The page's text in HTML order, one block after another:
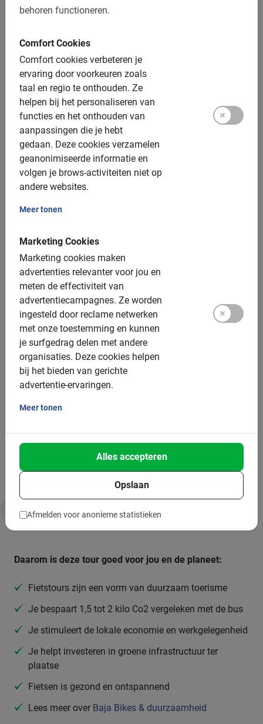
behoren functioneren.
Comfort Cookies
Comfort cookies verbeteren je
ervaring door voorkeuren zoals
taal en regio te onthouden. Ze
helpen bij het personaliseren van
functies en het onthouden van
aanpassingen die je hebt
gedaan. Deze cookies verzamelen
geanonimiseerde informatie en
volgen je brows-activiteiten niet op
andere websites.
Meer tonen
Marketing Cookies
Marketing cookies maken
advertenties relevanter voor jou en
meten de effectiviteit van
advertentiecampagnes. Ze worden
ingesteld door reclame netwerken
met onze toestemming en kunnen
je surfgedrag delen met andere
organisaties. Deze cookies helpen
bij het bieden van gerichte
advertentie-ervaringen.
Meer tonen
Opslaan
Alles accepteren
Afmelden voor anonieme statistieken
Toegankelijk voor alle fietsers
Inclusief:
Gebruik van de fiets
De Nederlandse gids
Een top ervaring!
Fotomomenten
Extra opties:
Kinderfietsen: v.a. 4 jaar
Kinderzitjes: tot 22 kilo, toeslag €5
Elektrische fiets: vooraf boeken, toeslag €10
Helmen: Beschikbaar, verplichtvoor kinderen onder
18 jaar
Tandems: niet beschikbaar
Groepsgrootte:
Boekbaar voor groepen van: 2 tot 200 deelnemers
Gemiddelde groepsgrootte: 8 deelnemers
Minimum aantal: 2 deelnemers
Per 15 deelnemers wordt een extra gids ingezet
Bij grotere groepen zetten we meer gidsen in
Daarom is deze tour goed voor jou en de planeet:
Fietstours zijn een vorm van duurzaam toerisme
Je bespaart 1,5 tot 2 kilo Co2 vergeleken met de bus
Je stimuleert de lokale economie en werkgelegenheid
Je helpt investeren in groene infrastructuur ter
plaatse
Fietsen is gezond en ontspannend
Lees meer over Baja Bikes & duurzaamheid